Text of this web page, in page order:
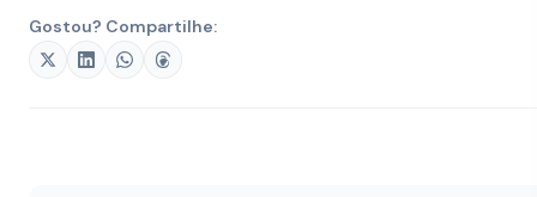
Gostou? Compartilhe: